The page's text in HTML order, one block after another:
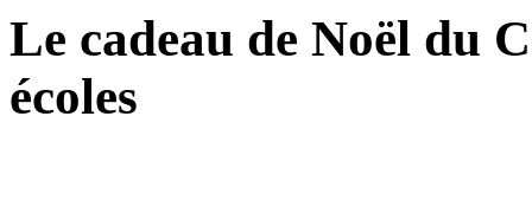
Le cadeau de Noël du
écoles